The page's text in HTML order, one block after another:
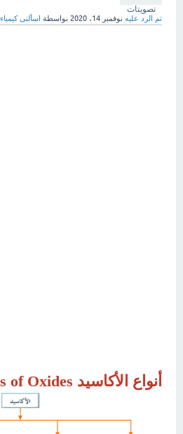
تصويتات
تم الرد عليه نوفمبر 14، 2020 بواسطة اسألنى كيمياء
أنواع الأكاسيد Types of Oxides